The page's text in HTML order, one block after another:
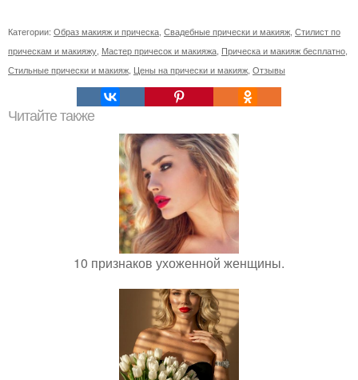
Категории: Образ макияж и прическа Свадебные прически и макияж Стилист по
прическам и макияжу Мастер причесок и макияжа Прическа и макияж бесплатно
Стильные прически и макияж Цены на прически и макияж Отзывы
Читайте также
10 признаков ухоженной женщины.